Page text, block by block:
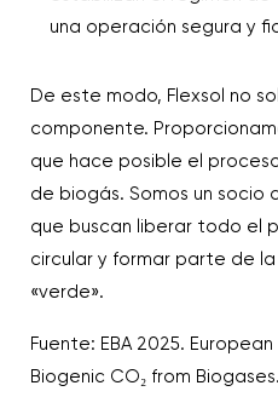
una operación segura y
De este modo, Flexsol no
componente.
que hace posible el
de biogás. Somos un socio
que buscan liberar todo el
circular y formar parte de
«verde».
Fuente: EBA 2025.
Biogenic CO₂ from